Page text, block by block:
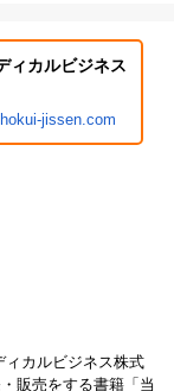
ィカルビジネス
jissen.com
ィカルビジネス株式
販売をする書籍「当